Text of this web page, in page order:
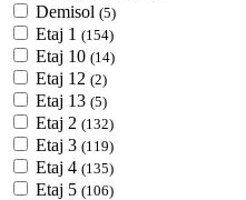
Demisol (5)
Etaj 1 (154)
Etaj 10 (14)
Etaj 12 (2)
Etaj 13 (5)
Etaj 2 (132)
Etaj 3 (119)
Etaj 4 (135)
Etaj 5 (106)